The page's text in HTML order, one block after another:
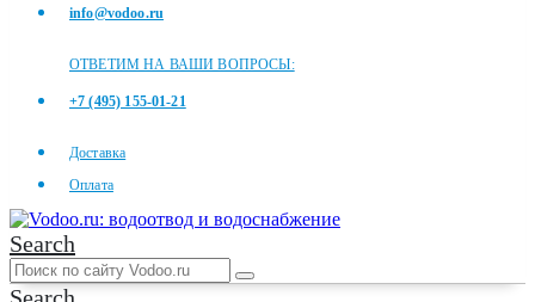
info@vodoo.ru
ОТВЕТИМ НА ВАШИ ВОПРОСЫ:
+7 (495) 155-01-21
Доставка
Оплата
Search